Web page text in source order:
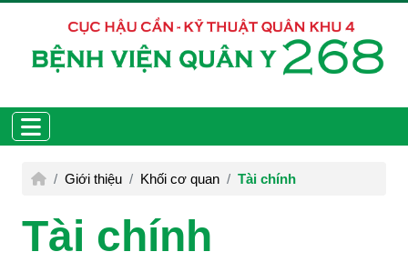
Giới thiệu Khối cơ quan Tài chính
Tài chính